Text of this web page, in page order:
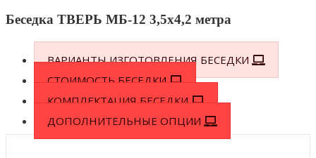
Беседка ТВЕРЬ МБ-12 3,5х4,2 метра
ВАРИАНТЫ ИЗГОТОВЛЕНИЯ БЕСЕДКИ
СТОИМОСТЬ БЕСЕДКИ
КОМПЛЕКТАЦИЯ БЕСЕДКИ
ДОПОЛНИТЕЛЬНЫЕ ОПЦИИ